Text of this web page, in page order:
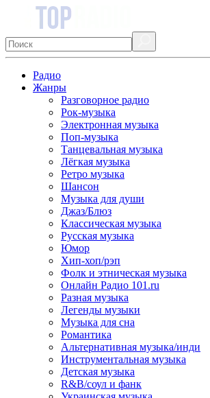
Радио
Жанры
Разговорное радио
Рок-музыка
Электронная музыка
Поп-музыка
Танцевальная музыка
Лёгкая музыка
Ретро музыка
Шансон
Музыка для души
Джаз/Блюз
Классическая музыка
Русская музыка
Юмор
Хип-хоп/рэп
Фолк и этническая музыка
Онлайн Радио 101.ru
Разная музыка
Легенды музыки
Музыка для сна
Романтика
Альтернативная музыка/инди
Инструментальная музыка
Детская музыка
R&B/cоул и фанк